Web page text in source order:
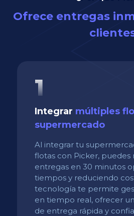
Ofrece entregas
1
Integrar múltiples
supermercado
Al integrar tu
flotas con Picker, puedes
entregas en 30 minutos
tiempos y reduciendo
tecnología te permite
en tiempo real, ofrecer
de entrega rápida y